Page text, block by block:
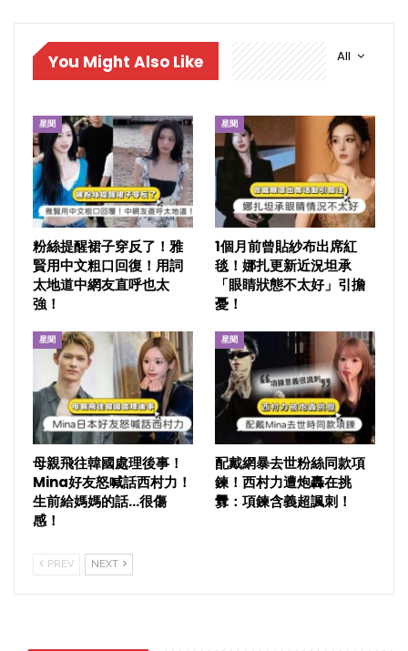
All
You Might Also Like
星聞
粉絲提醒裙子穿反了！雅
賢用中文粗口回復！用詞
太地道中網友直呼也太
強！
星聞
1個月前曾貼紗布出席紅
毯！娜扎更新近況坦承
「眼睛狀態不太好」引擔
憂！
星聞
母親飛往韓國處理後事！
Mina好友怒喊話西村力！
生前給媽媽的話…很傷
感！
星聞
配戴網暴去世粉絲同款項
鍊！西村力遭炮轟在挑
釁：項鍊含義超諷刺！
PREV NEXT